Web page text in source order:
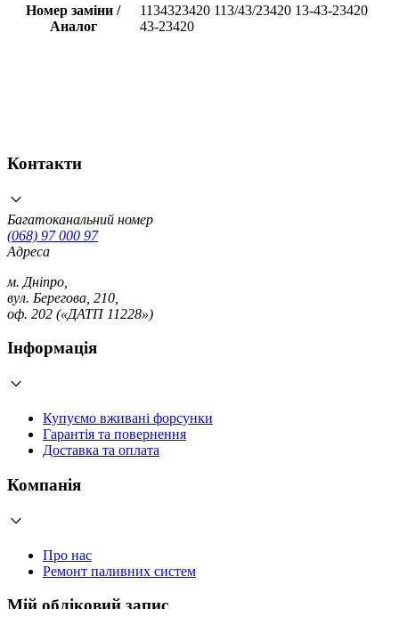
Номер заміни /
Аналог
1134323420 113/43/23420 13-43-23420
43-23420
Контакти
Багатоканальний номер
(068) 97 000 97
Адреса
м. Дніпро,
вул. Берегова, 210,
оф. 202 («ДАТП 11228»)
Інформація
Купуємо вживані форсунки
Гарантія та повернення
Доставка та оплата
Компанія
Про нас
Ремонт паливних систем
Мій обліковий запис